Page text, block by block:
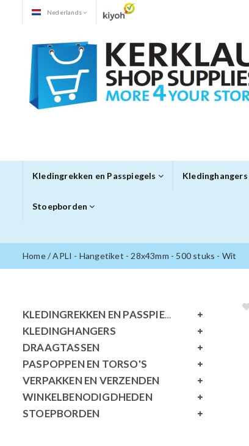
Nederlands
Kledingrekken en Passpiegels Kledinghangers
Stoepborden
Home/APLI - Hangetiket - 28x43mm - 500 stuks - Wit
KLEDINGREKKEN EN PASSPIEGELS
KLEDINGHANGERS
DRAAGTASSEN
PASPOPPEN EN TORSO'S
VERPAKKEN EN VERZENDEN
WINKELBENODIGDHEDEN
STOEPBORDEN